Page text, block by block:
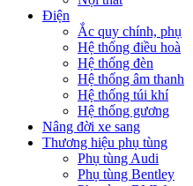
Điện
Ắc quy chính, phụ
Hệ thống điều hoà
Hệ thống đèn
Hệ thống âm thanh
Hệ thống túi khí
Hệ thống gương
Nâng đời xe sang
Thương hiệu phụ tùng
Phụ tùng Audi
Phụ tùng Bentley